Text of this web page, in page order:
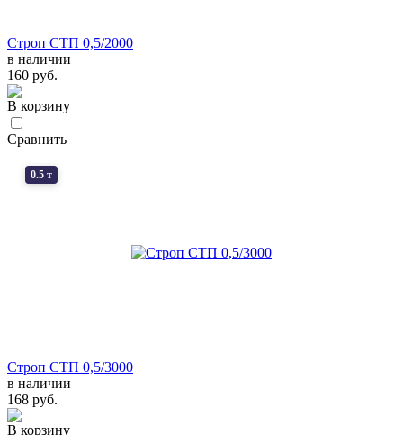
Строп СТП 0,5/2000
в наличии
160 руб.
В корзину
Сравнить
0.5 т
Строп СТП 0,5/3000
в наличии
168 руб.
В корзину